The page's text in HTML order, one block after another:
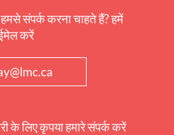
संपर्क करना चाहते हैं? हमें
करें
के लिए कृपया हमारे संपर्क करें